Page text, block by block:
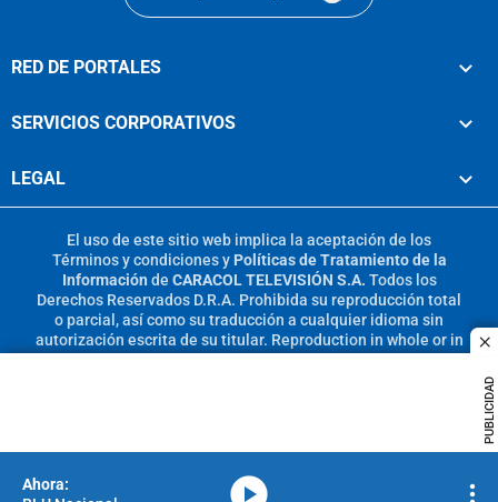
PUBLICIDAD
RED DE PORTALES
SERVICIOS CORPORATIVOS
LEGAL
El uso de este sitio web implica la aceptación de los
Términos y condicionesy Políticas de Tratamiento de la
Información de CARACOL TELEVISIÓN S.A. Todos los
Derechos Reservados D.R.A. Prohibida su reproducción total
o parcial, así como su traducción a cualquier idioma sin
autorización escrita de su titular. Reproduction in whole or in